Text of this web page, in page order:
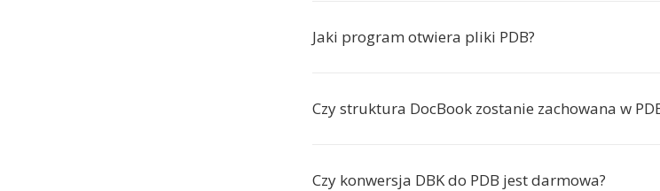
Jaki program otwiera pliki PDB?
Czy struktura DocBook zostanie zachowana w
Czy konwersja DBK do PDB jest darmowa?